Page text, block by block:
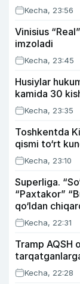
Kecha, 23:56
Vinisius
imzoladi
Kecha, 23:45
Husiylar
kamida 30
Kecha, 23:35
Toshkentda
qismi to‘rt
Kecha, 23:10
Superliga.
“Paxtakor”
qo‘ldan
Kecha, 22:31
Tramp AQSH
Kecha, 22:28